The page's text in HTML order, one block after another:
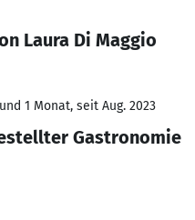
Laura Di Maggio
1 Monat, seit Aug. 2023
Gastronomie